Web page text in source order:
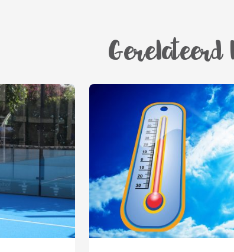
Gerelateerd